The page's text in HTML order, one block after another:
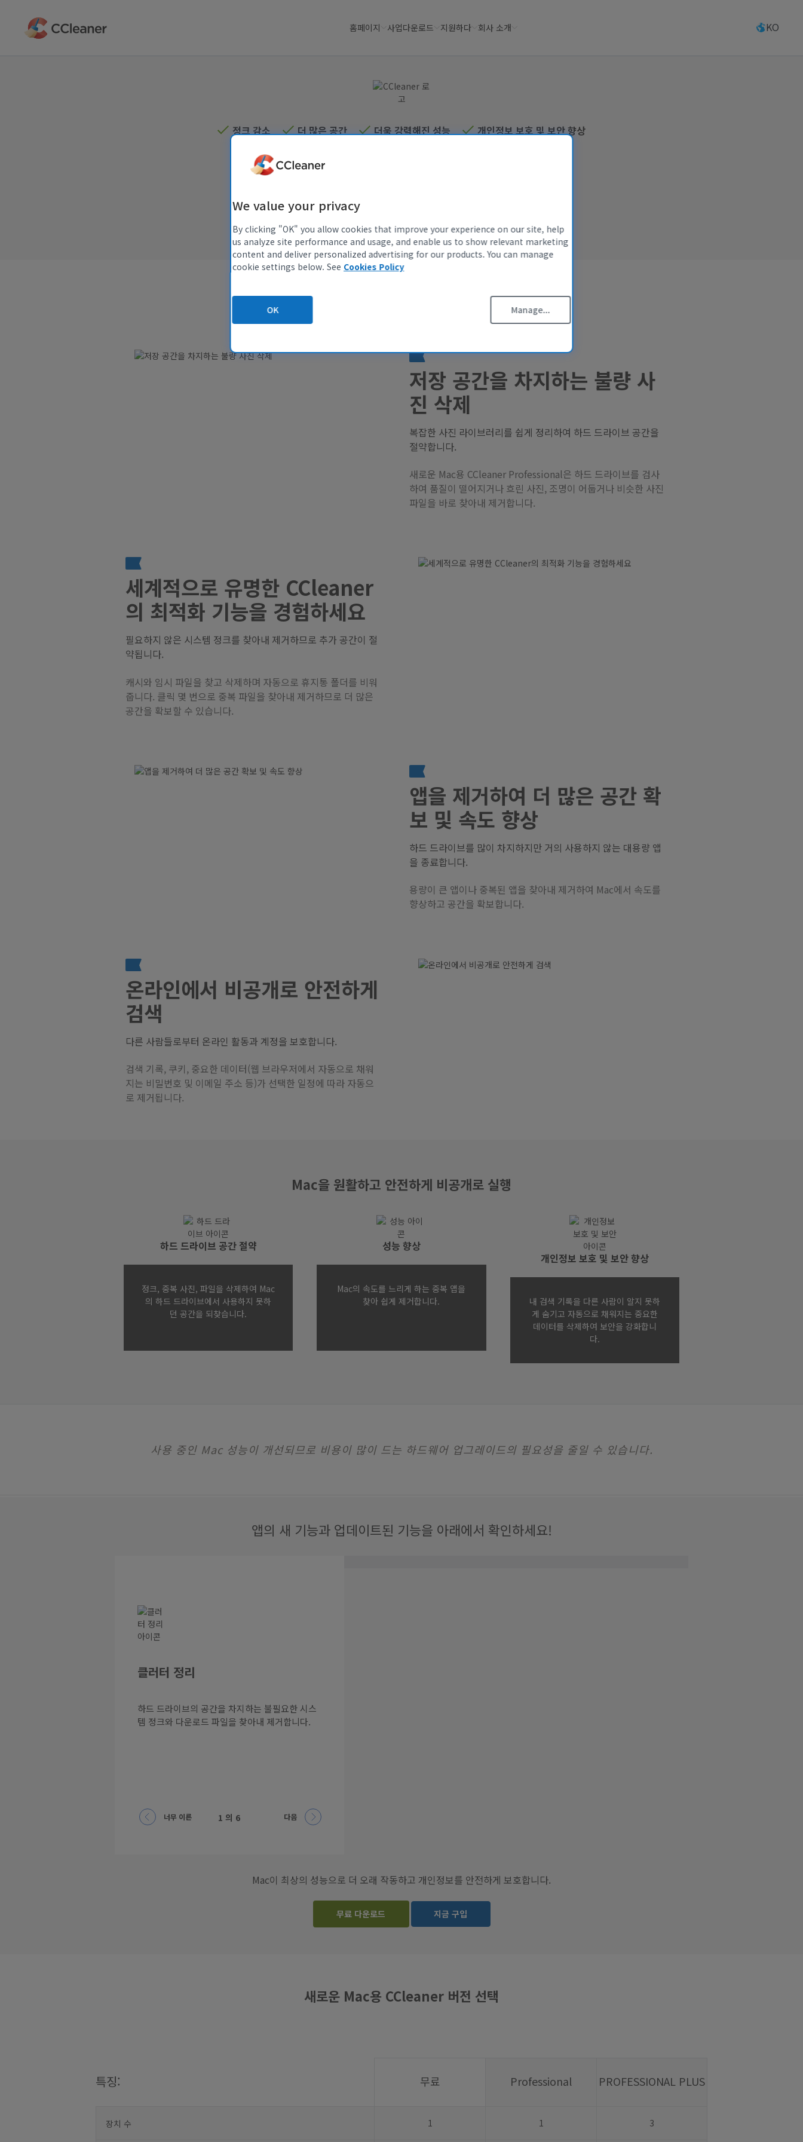
츠
홈페이지 사업다운로드 지원하다 회사 소개 KO
정크 감소 더 많은 공간 더욱 강력해진 성능 개인정보 보호 및 보안 향상
CCleaner로 Mac 정리
불필요한 앱과 시작프로그램을 제거하여 Mac 속도를 높
이고 중복 파일과 정크 파일을 삭제하여 디스크 공간을 확
보하세요.
무료 다운로드 지금 구입
저장 공간을 차지하는 불량 사
진 삭제
복잡한 사진 라이브러리를 쉽게 정리하여 하드 드라이브 공간을
절약합니다.
새로운 Mac용 CCleaner Professional은 하드 드라이브를 검사
하여 품질이 떨어지거나 흐린 사진, 조명이 어둡거나 비슷한 사진
파일을 바로 찾아내 제거합니다.
세계적으로 유명한 CCleaner
의 최적화 기능을 경험하세요
필요하지 않은 시스템 정크를 찾아내 제거하므로 추가 공간이 절
약됩니다.
캐시와 임시 파일을 찾고 삭제하며 자동으로 휴지통 폴더를 비워
줍니다. 클릭 몇 번으로 중복 파일을 찾아내 제거하므로 더 많은
공간을 확보할 수 있습니다.
앱을 제거하여 더 많은 공간 확
보 및 속도 향상
하드 드라이브를 많이 차지하지만 거의 사용하지 않는 대용량 앱
을 종료합니다.
용량이 큰 앱이나 중복된 앱을 찾아내 제거하여 Mac에서 속도를
향상하고 공간을 확보합니다.
온라인에서 비공개로 안전하게
검색
다른 사람들로부터 온라인 활동과 계정을 보호합니다.
검색 기록, 쿠키, 중요한 데이터(웹 브라우저에서 자동으로 채워
지는 비밀번호 및 이메일 주소 등)가 선택한 일정에 따라 자동으
로 제거됩니다.
Mac을 원활하고 안전하게 비공개로 실행
하드 드라이브 공간 절약
정크, 중복 사진, 파일을 삭제하여 Mac
의 하드 드라이브에서 사용하지 못하
던 공간을 되찾습니다.
성능 향상
Mac의 속도를 느리게 하는 중복 앱을
찾아 쉽게 제거합니다.
개인정보 보호 및 보안 향상
내 검색 기록을 다른 사람이 알지 못하
게 숨기고 자동으로 채워지는 중요한
데이터를 삭제하여 보안을 강화합니
다.
사용 중인 Mac 성능이 개선되므로 비용이 많이 드는 하드웨어 업그레이드의 필요성을 줄일 수 있습니다.
앱의 새 기능과 업데이트된 기능을 아래에서 확인하세요!
클러터 정리
하드 드라이브의 공간을 차지하는 불필요한 시스
템 정크와 다운로드 파일을 찾아내 제거합니다.
너무 이른 1 의 6 다음
Mac이 최상의 성능으로 더 오래 작동하고 개인정보를 안전하게 보호합니다.
무료 다운로드 지금 구입
새로운 Mac용 CCleaner 버전 선택
특징: 무료 Professional PROFESSIONAL PLUS
장치 수 1 1 3
We value your privacy
By clicking "OK" you allow cookies that improve your experience on our site, help
us analyze site performance and usage, and enable us to show relevant marketing
content and deliver personalized advertising for our products. You can manage
cookie settings below. See Cookies Policy
OK Manage...